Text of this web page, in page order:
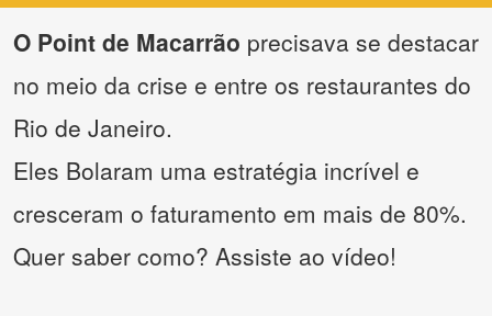
O Point de Macarrão precisava se destacar
no meio da crise e entre os restaurantes do
Rio de Janeiro.
Eles Bolaram uma estratégia incrível e
cresceram o faturamento em mais de 80%.
Quer saber como? Assiste ao vídeo!